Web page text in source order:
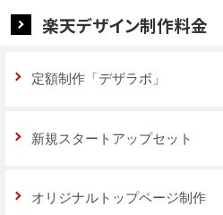
楽天デザイン制作料金
定額制作「デザラボ」
新規スタートアップセット
オリジナルトップページ制作